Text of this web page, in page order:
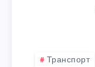
Транспорт